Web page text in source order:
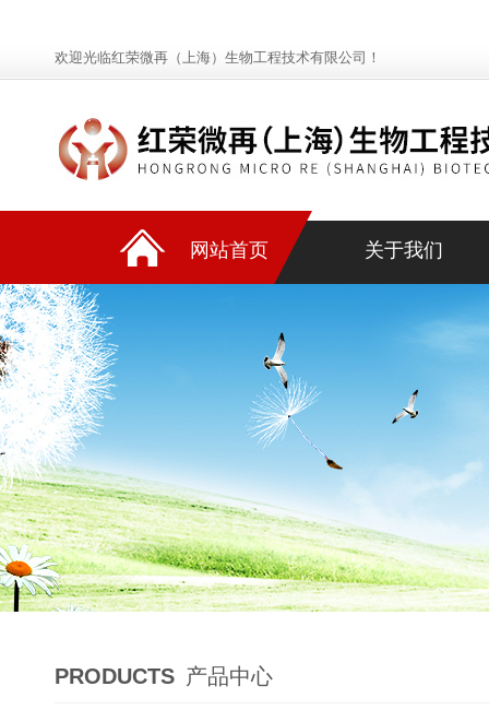
欢迎光临红荣微再（上海）生物工程技术有限公司！
网站首页 关于我们
PRODUCTS 产品中心